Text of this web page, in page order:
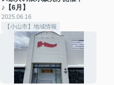
♪【6月】
2025.06.16
【小山市】地域情報